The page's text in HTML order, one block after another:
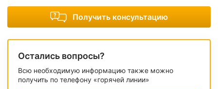
Получить консультацию
Остались вопросы?
Всю необходимую информацию также можно
получить по телефону «горячей линии»